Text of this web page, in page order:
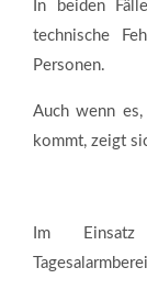
In beiden
technische
Personen.
Auch wenn
kommt, zeigt
Im